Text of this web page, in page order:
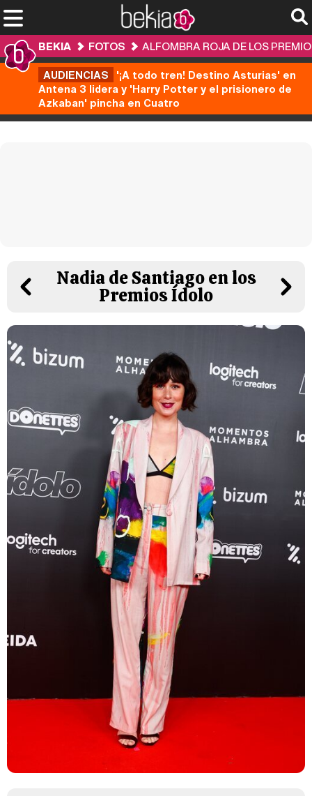
BEKIA FOTOS
ALFOMBRA ROJA DE LOS
AUDIENCIAS '¡A todo tren! Destino Asturias' en
Antena 3 lidera y 'Harry Potter y el prisionero de
Azkaban' pincha en Cuatro
Nadia de Santiago en los
Premios Ídolo